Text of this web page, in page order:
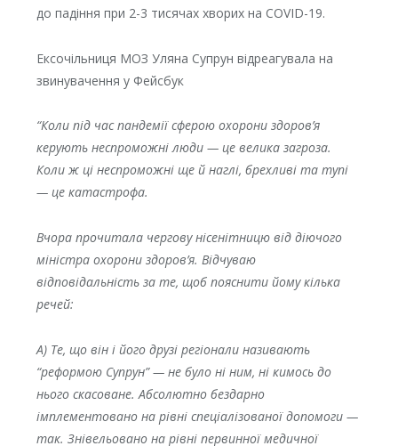
до падіння при 2-3 тисячах хворих на COVID-19.
Ексочільниця МОЗ Уляна Супрун відреагувала на
звинувачення у Фейсбук
“Коли під час пандемії сферою охорони здоров’я
керують неспроможні люди — це велика загроза.
Коли ж ці неспроможні ще й наглі, брехливі та тупі
— це катастрофа.
Вчора прочитала чергову нісенітницю від діючого
міністра охорони здоров’я. Відчуваю
відповідальність за те, щоб пояснити йому кілька
речей:
А) Те, що він і його друзі регіонали називають
“реформою Супрун” — не було ні ним, ні кимось до
нього скасоване. Абсолютно бездарно
імплементовано на рівні спеціалізованої допомоги —
так. Знівельовано на рівні первинної медичної